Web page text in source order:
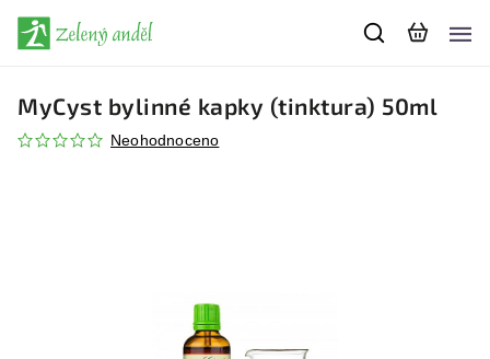
MyCyst bylinné kapky (tinktura) 50ml
Neohodnoceno